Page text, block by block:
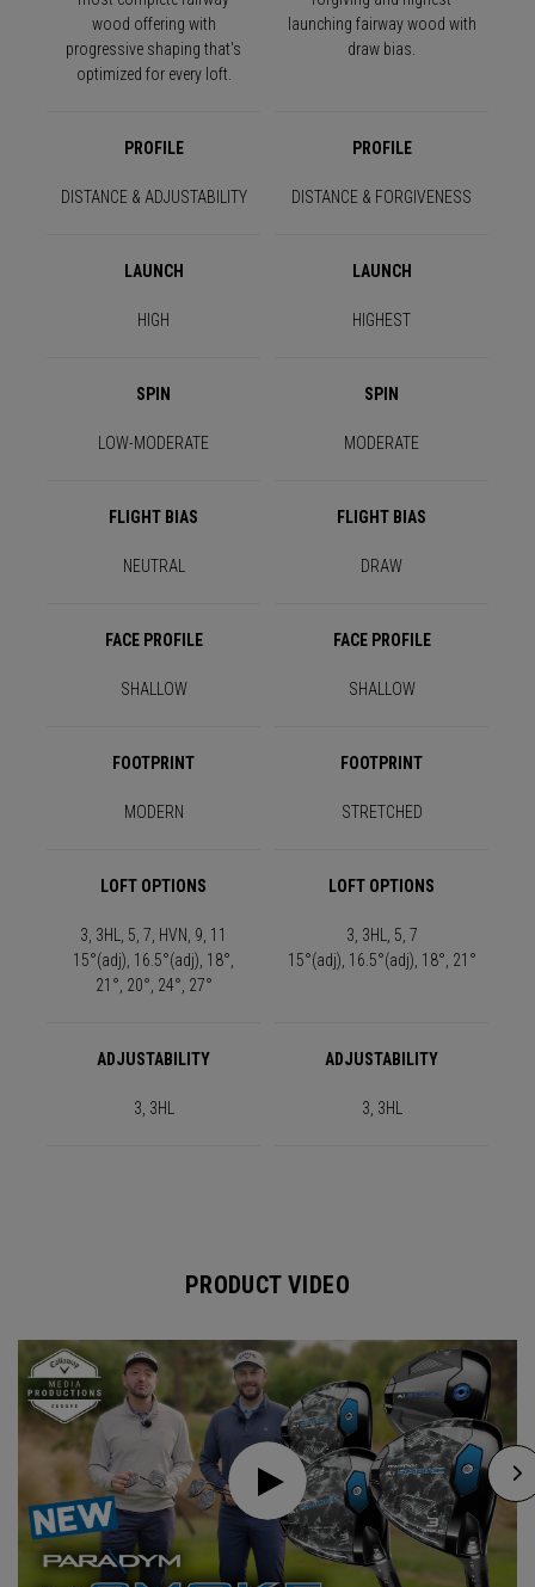
wood offering with
progressive shaping that's
optimized for every loft.
launching fairway wood with
draw bias.
PROFILE PROFILE
DISTANCE & ADJUSTABILITY DISTANCE & FORGIVENESS
LAUNCH LAUNCH
HIGH HIGHEST
SPIN SPIN
LOW-MODERATE MODERATE
FLIGHT BIAS FLIGHT BIAS
NEUTRAL DRAW
FACE PROFILE FACE PROFILE
SHALLOW SHALLOW
FOOTPRINT FOOTPRINT
MODERN STRETCHED
LOFT OPTIONS LOFT OPTIONS
3, 3HL, 5, 7, HVN, 9, 11
15°(adj), 16.5°(adj), 18°,
21°, 20°, 24°, 27°
3, 3HL, 5, 7
15°(adj), 16.5°(adj), 18°, 21°
ADJUSTABILITY ADJUSTABILITY
3, 3HL 3, 3HL
PRODUCT VIDEO